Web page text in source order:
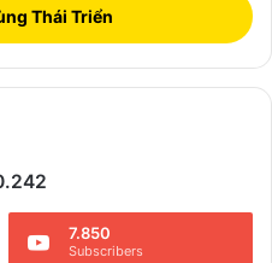
Thái Triển
7.850
Subscribers